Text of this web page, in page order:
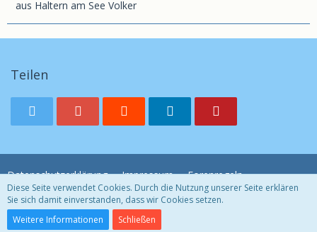
aus Haltern am See Volker
Teilen
Datenschutzerklärung Impressum Forenregeln
Community-Software:
Diese Seite verwendet Cookies. Durch die Nutzung unserer Seite erklären
Sie sich damit einverstanden, dass wir Cookies setzen.
Weitere Informationen
Schließen